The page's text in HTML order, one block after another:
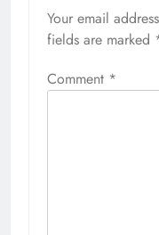
Your email
fields are marked
Comment *